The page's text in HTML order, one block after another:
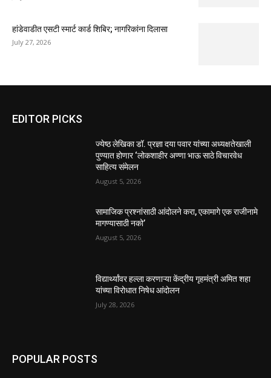
हांडेवाडीत एसटी स्मार्ट कार्ड शिबिर; नागरिकांना दिलासा
July 27, 2026
EDITOR PICKS
ज्येष्ठ लेखिका डॉ. प्रज्ञा दया पवार यांच्या अध्यक्षतेखाली
पुण्यात होणार ‘लोकशाहीर अण्णा भाऊ साठे विचारवेध
साहित्य संमेलन
August 5, 2026
सामाजिक प्रश्नांसाठी आंदोलने करा, एकामागे एक राजीनामे
मागण्यासाठी नको’
August 5, 2026
विद्यार्थ्यांवर हल्ला करणाऱ्या केंद्रीय गृहमंत्री अमित शहा
यांच्या विरोधात निषेध आंदोलन
July 28, 2026
POPULAR POSTS